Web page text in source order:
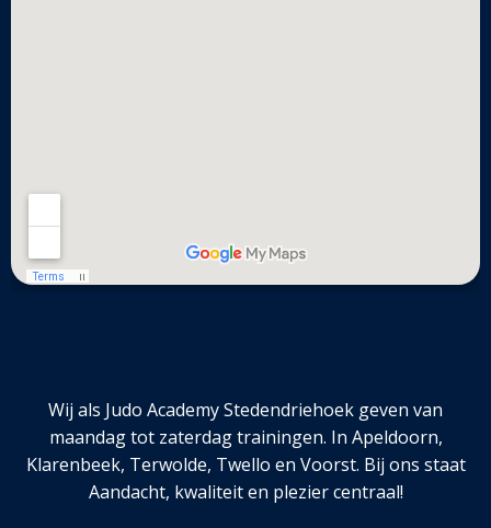
Wij als Judo Academy Stedendriehoek geven van
maandag tot zaterdag trainingen. In Apeldoorn,
Klarenbeek, Terwolde, Twello en Voorst. Bij ons staat
Aandacht, kwaliteit en plezier centraal!